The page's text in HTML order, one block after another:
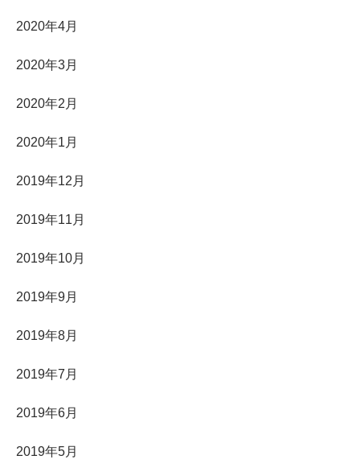
2020年4月
2020年3月
2020年2月
2020年1月
2019年12月
2019年11月
2019年10月
2019年9月
2019年8月
2019年7月
2019年6月
2019年5月